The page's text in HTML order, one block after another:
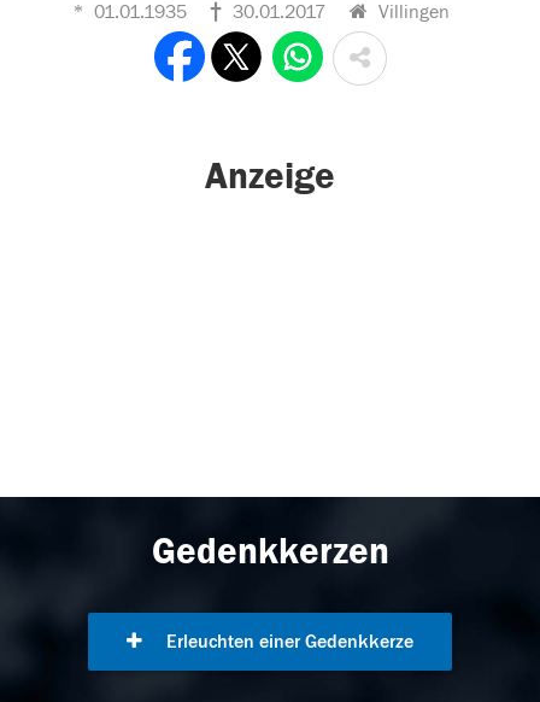
01.01.1935 30.01.2017 Villingen
Anzeige
Gedenkkerzen
Erleuchten einer Gedenkkerze